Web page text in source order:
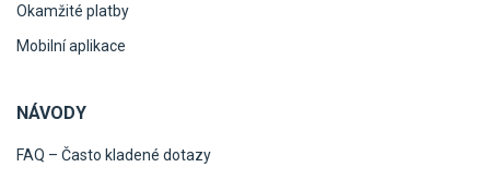
Okamžité platby
Mobilní aplikace
NÁVODY
FAQ – Často kladené dotazy